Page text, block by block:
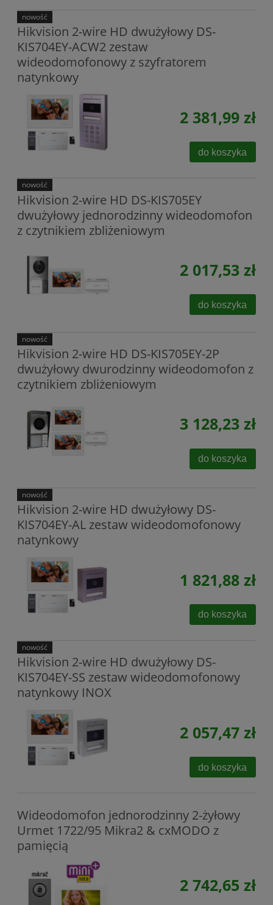
Hikvision 2-wire HD dwużyłowy DS-
KIS704EY-ACW2 zestaw
wideodomofonowy z szyfratorem
natynkowy
2 381,99 zł
do koszyka
nowość
Hikvision 2-wire HD DS-KIS705EY
dwużyłowy jednorodzinny wideodomofon
z czytnikiem zbliżeniowym
2 017,53 zł
do koszyka
nowość
Hikvision 2-wire HD DS-KIS705EY-2P
dwużyłowy dwurodzinny wideodomofon z
czytnikiem zbliżeniowym
3 128,23 zł
do koszyka
nowość
Hikvision 2-wire HD dwużyłowy DS-
KIS704EY-AL zestaw wideodomofonowy
natynkowy
1 821,88 zł
do koszyka
nowość
Hikvision 2-wire HD dwużyłowy DS-
KIS704EY-SS zestaw wideodomofonowy
natynkowy INOX
2 057,47 zł
do koszyka
nowość
Wideodomofon jednorodzinny 2-żyłowy
Urmet 1722/95 Mikra2 & cxMODO z
pamięcią
2 742,65 zł